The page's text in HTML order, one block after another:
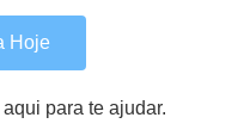
Hoje
para te ajudar.